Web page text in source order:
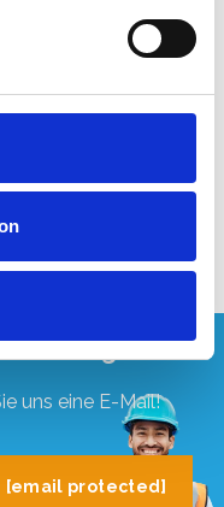
Angebot?
uns eine E-Mail!
[email protected]